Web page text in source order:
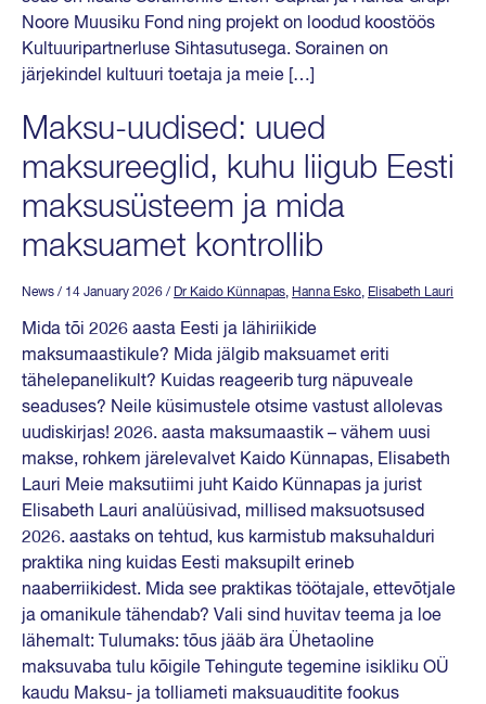
Noore Muusiku Fond ning projekt on loodud koostöös
Kultuuripartnerluse Sihtasutusega. Sorainen on
järjekindel kultuuri toetaja ja meie […]
Maksu-uudised: uued
maksureeglid, kuhu liigub Eesti
maksusüsteem ja mida
maksuamet kontrollib
News / 14 January 2026 / Dr Kaido Künnapas, Hanna Esko, Elisabeth Lauri
Mida tõi 2026 aasta Eesti ja lähiriikide
maksumaastikule? Mida jälgib maksuamet eriti
tähelepanelikult? Kuidas reageerib turg näpuveale
seaduses? Neile küsimustele otsime vastust allolevas
uudiskirjas! 2026. aasta maksumaastik – vähem uusi
makse, rohkem järelevalvet Kaido Künnapas, Elisabeth
Lauri Meie maksutiimi juht Kaido Künnapas ja jurist
Elisabeth Lauri analüüsivad, millised maksuotsused
2026. aastaks on tehtud, kus karmistub maksuhalduri
praktika ning kuidas Eesti maksupilt erineb
naaberriikidest. Mida see praktikas töötajale, ettevõtjale
ja omanikule tähendab? Vali sind huvitav teema ja loe
lähemalt: Tulumaks: tõus jääb ära Ühetaoline
maksuvaba tulu kõigile Tehingute tegemine isikliku OÜ
kaudu Maksu- ja tolliameti maksuauditite fookus